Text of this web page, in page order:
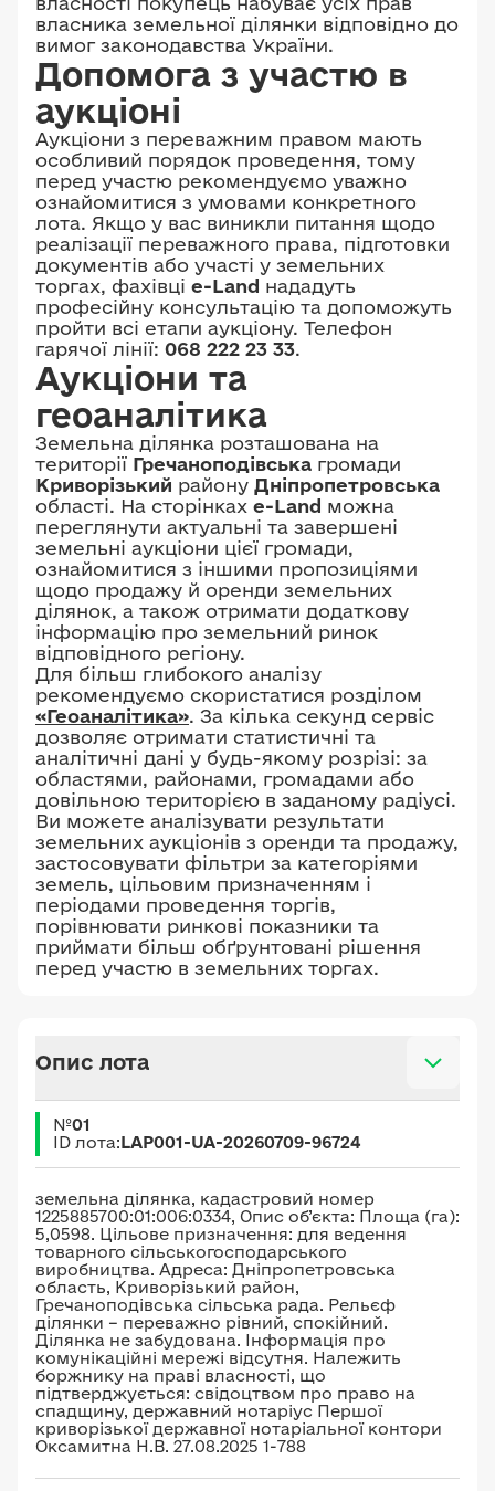
власника земельної ділянки відповідно до
вимог законодавства України.
Допомога з участю в
аукціоні
Аукціони з переважним правом мають
особливий порядок проведення, тому
перед участю рекомендуємо уважно
ознайомитися з умовами конкретного
лота. Якщо у вас виникли питання щодо
реалізації переважного права, підготовки
документів або участі у земельних
торгах, фахівці e-Land нададуть
професійну консультацію та допоможуть
пройти всі етапи аукціону. Телефон
гарячої лінії: 068 222 23 33.
Аукціони та
геоаналітика
Земельна ділянка розташована на
території Гречаноподівська громади
Криворізький району Дніпропетровська
області. На сторінках e-Land можна
переглянути актуальні та завершені
земельні аукціони цієї громади,
ознайомитися з іншими пропозиціями
щодо продажу й оренди земельних
ділянок, а також отримати додаткову
інформацію про земельний ринок
відповідного регіону.
Для більш глибокого аналізу
рекомендуємо скористатися розділом
«Геоаналітика». За кілька секунд сервіс
дозволяє отримати статистичні та
аналітичні дані у будь-якому розрізі: за
областями, районами, громадами або
довільною територією в заданому радіусі.
Ви можете аналізувати результати
земельних аукціонів з оренди та продажу,
застосовувати фільтри за категоріями
земель, цільовим призначенням і
періодами проведення торгів,
порівнювати ринкові показники та
приймати більш обґрунтовані рішення
перед участю в земельних торгах.
Опис лота
№01
ID лота:LAP001-UA-20260709-96724
земельна ділянка, кадастровий номер
1225885700:01:006:0334, Опис об’єкта: Площа (га):
5,0598. Цільове призначення: для ведення
товарного сільськогосподарського
виробництва. Адреса: Дніпропетровська
область, Криворізький район,
Гречаноподівська сільська рада. Рельєф
ділянки – переважно рівний, спокійний.
Ділянка не забудована. Інформація про
комунікаційні мережі відсутня. Належить
боржнику на праві власності, що
підтверджується: свідоцтвом про право на
спадщину, державний нотаріус Першої
криворізької державної нотаріальної контори
Оксамитна Н.В. 27.08.2025 1-788